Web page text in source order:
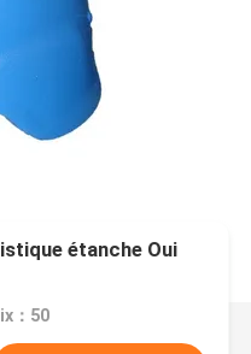
étanche Oui
：50